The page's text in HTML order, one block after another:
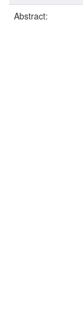
Abstract: